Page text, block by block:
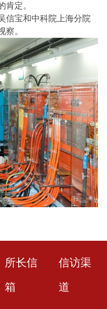
肯定。
信宝和中科院上海分院
察。
所长信
箱
信访渠
道